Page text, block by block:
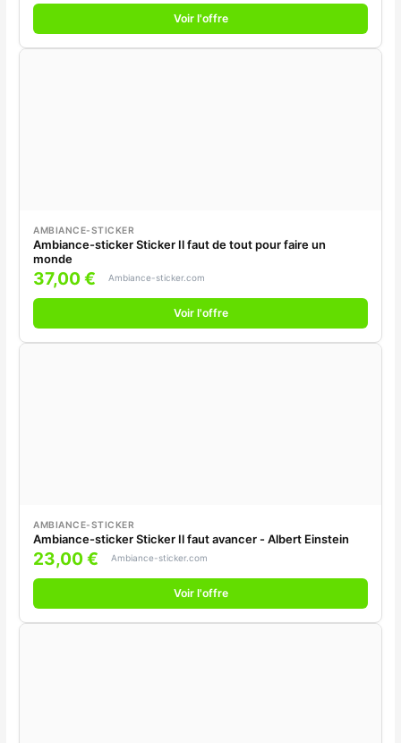
Voir l'offre
AMBIANCE-STICKER
Ambiance-sticker Sticker Il faut de tout pour faire un
monde
37,00 € Ambiance-sticker.com
Voir l'offre
AMBIANCE-STICKER
Ambiance-sticker Sticker Il faut avancer - Albert Einstein
23,00 € Ambiance-sticker.com
Voir l'offre